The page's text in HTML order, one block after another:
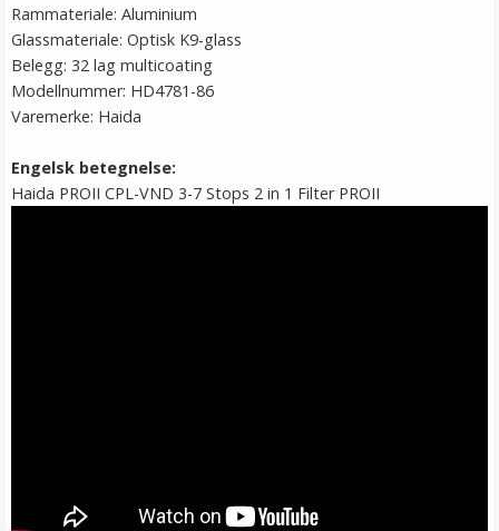
Rammateriale: Aluminium
Glassmateriale: Optisk K9-glass
Belegg: 32 lag multicoating
Modellnummer: HD4781-86
Varemerke: Haida
Engelsk betegnelse:
Haida PROII CPL-VND 3-7 Stops 2 in 1 Filter PROII